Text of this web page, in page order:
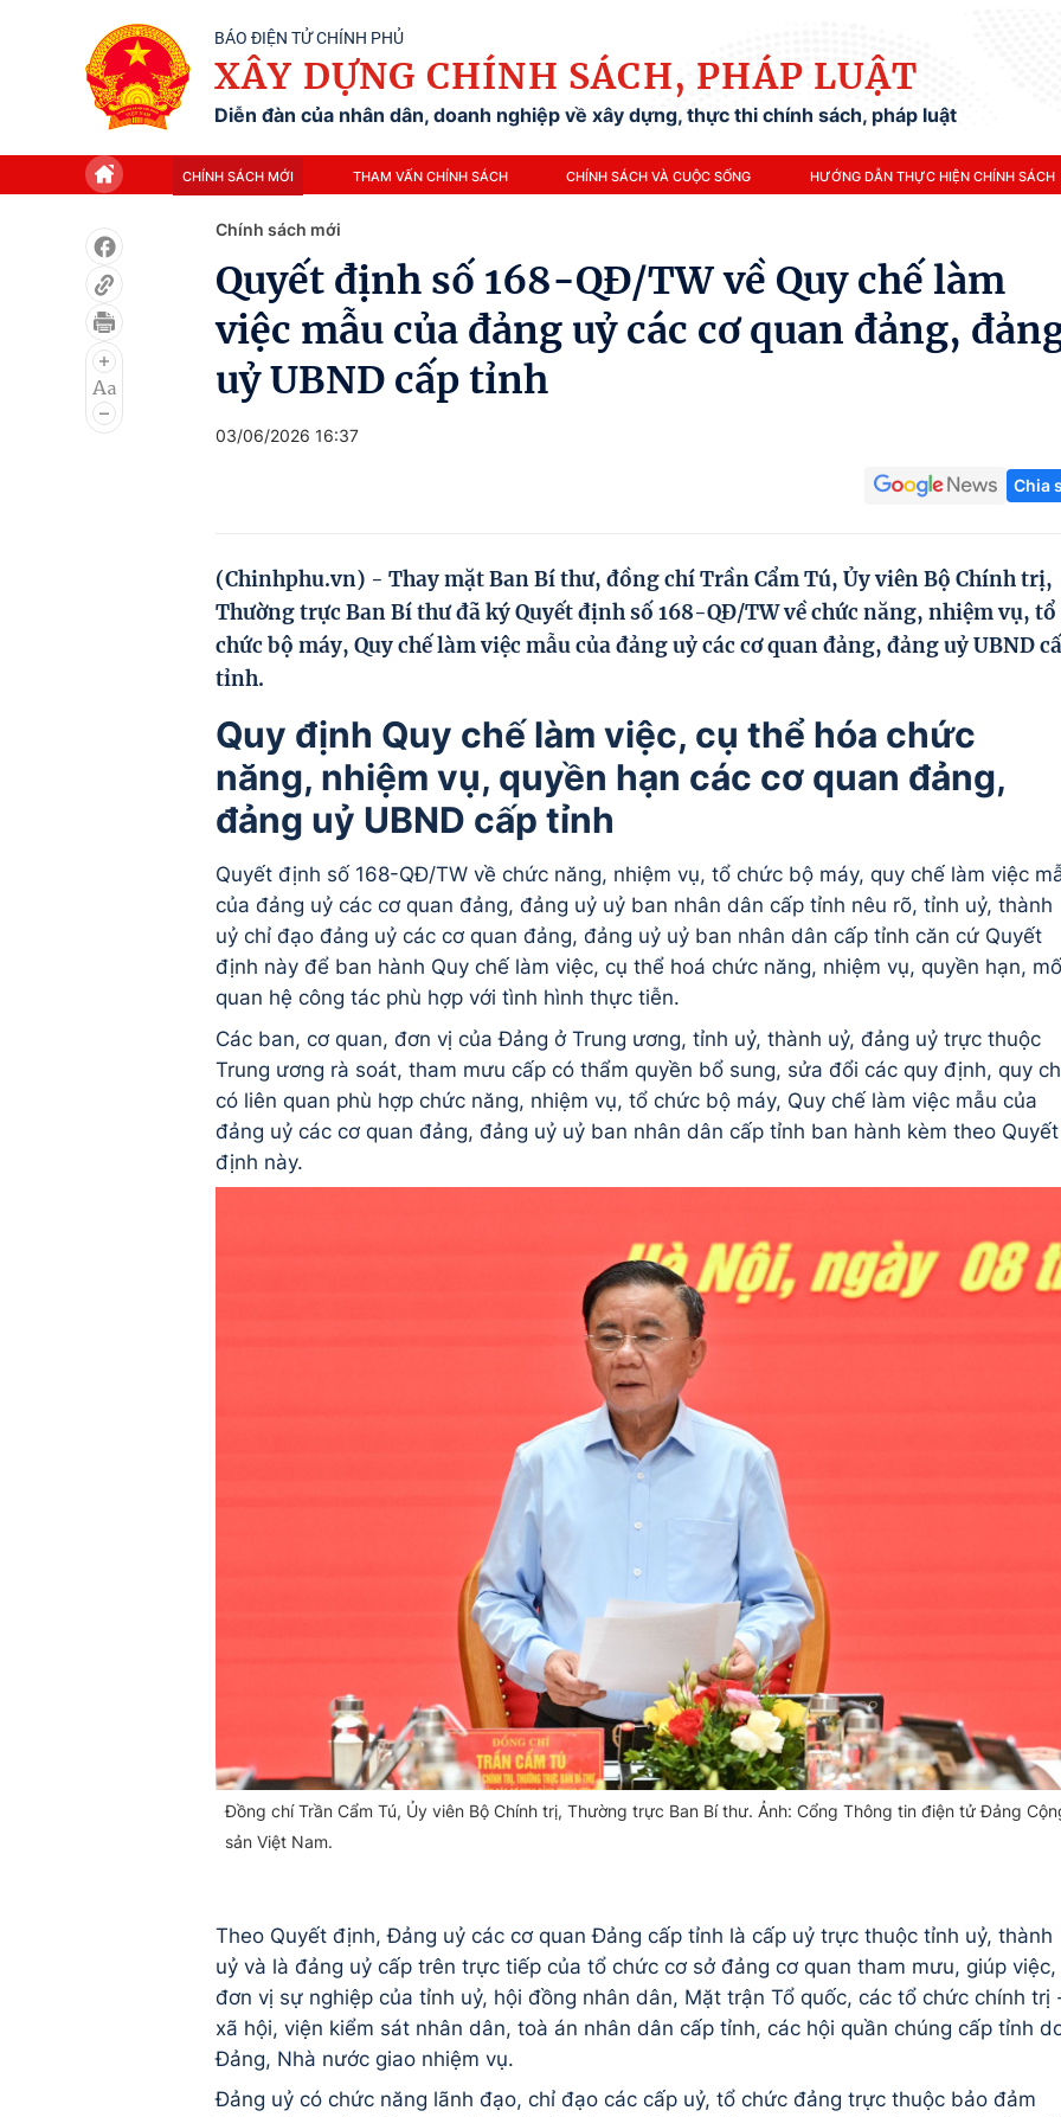
BÁO ĐIỆN TỬ CHÍNH PHỦ
XÂY DỰNG CHÍNH SÁCH, PHÁP LUẬT
Diễn đàn của nhân dân, doanh nghiệp về xây dựng, thực thi chính sách, pháp luật
CHÍNH SÁCH MỚI THAM VẤN CHÍNH SÁCH CHÍNH SÁCH VÀ CUỘC SỐNG HƯỚNG DẪN THỰC HIỆN CHÍNH SÁCH
Chính sách mới
Quyết định số 168-QĐ/TW về Quy chế làm
việc mẫu của đảng uỷ các cơ quan đảng,
uỷ UBND cấp tỉnh
03/06/2026 16:37
Chia
(Chinhphu.vn) - Thay mặt Ban Bí thư, đồng chí Trần Cẩm Tú, Ủy viên Bộ Chính trị,
Thường trực Ban Bí thư đã ký Quyết định số 168-QĐ/TW về chức năng, nhiệm vụ, tổ
chức bộ máy, Quy chế làm việc mẫu của đảng uỷ các cơ quan đảng, đảng uỷ UBND
tỉnh.
Quy định Quy chế làm việc, cụ thể hóa chức
năng, nhiệm vụ, quyền hạn các cơ quan đảng,
đảng uỷ UBND cấp tỉnh
Quyết định số 168-QĐ/TW về chức năng, nhiệm vụ, tổ chức bộ máy, quy chế làm việc
của đảng uỷ các cơ quan đảng, đảng uỷ uỷ ban nhân dân cấp tỉnh nêu rõ, tỉnh uỷ, thành
uỷ chỉ đạo đảng uỷ các cơ quan đảng, đảng uỷ uỷ ban nhân dân cấp tỉnh căn cứ Quyết
định này để ban hành Quy chế làm việc, cụ thể hoá chức năng, nhiệm vụ, quyền hạn,
quan hệ công tác phù hợp với tình hình thực tiễn.
Các ban, cơ quan, đơn vị của Đảng ở Trung ương, tỉnh uỷ, thành uỷ, đảng uỷ trực thuộc
Trung ương rà soát, tham mưu cấp có thẩm quyền bổ sung, sửa đổi các quy định, quy
có liên quan phù hợp chức năng, nhiệm vụ, tổ chức bộ máy, Quy chế làm việc mẫu của
đảng uỷ các cơ quan đảng, đảng uỷ uỷ ban nhân dân cấp tỉnh ban hành kèm theo Quyết
định này.
Đồng chí Trần Cẩm Tú, Ủy viên Bộ Chính trị, Thường trực Ban Bí thư. Ảnh: Cổng Thông tin điện tử Đảng
sản Việt Nam.
Theo Quyết định, Đảng uỷ các cơ quan Đảng cấp tỉnh là cấp uỷ trực thuộc tỉnh uỷ, thành
uỷ và là đảng uỷ cấp trên trực tiếp của tổ chức cơ sở đảng cơ quan tham mưu, giúp việc,
đơn vị sự nghiệp của tỉnh uỷ, hội đồng nhân dân, Mặt trận Tổ quốc, các tổ chức chính trị
xã hội, viện kiểm sát nhân dân, toà án nhân dân cấp tỉnh, các hội quần chúng cấp tỉnh
Đảng, Nhà nước giao nhiệm vụ.
Đảng uỷ có chức năng lãnh đạo, chỉ đạo các cấp uỷ, tổ chức đảng trực thuộc bảo đảm